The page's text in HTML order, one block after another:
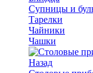
Супницы и
Тарелки
Чайники
Чашки
Назад